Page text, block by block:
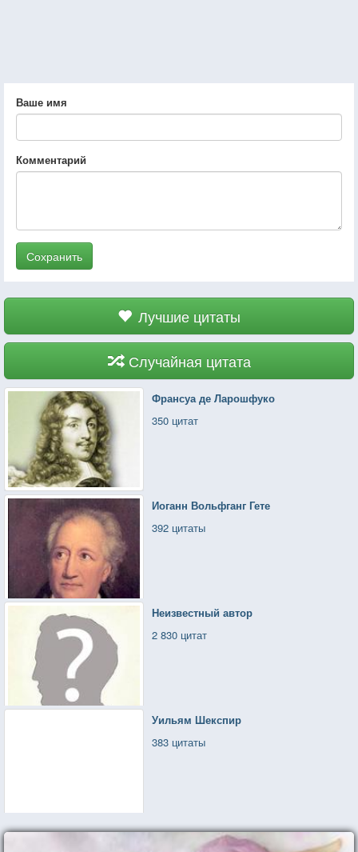
Ваше имя
Комментарий
Сохранить
Лучшие цитаты
Случайная цитата
Франсуа де Ларошфуко
350 цитат
Иоганн Вольфганг Гете
392 цитаты
Неизвестный автор
2 830 цитат
Уильям Шекспир
383 цитаты